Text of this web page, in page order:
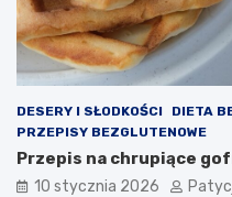
DESERY I SŁODKOŚCI DIETA
PRZEPISY BEZGLUTENOWE
Przepis na chrupiące
10 stycznia 2026